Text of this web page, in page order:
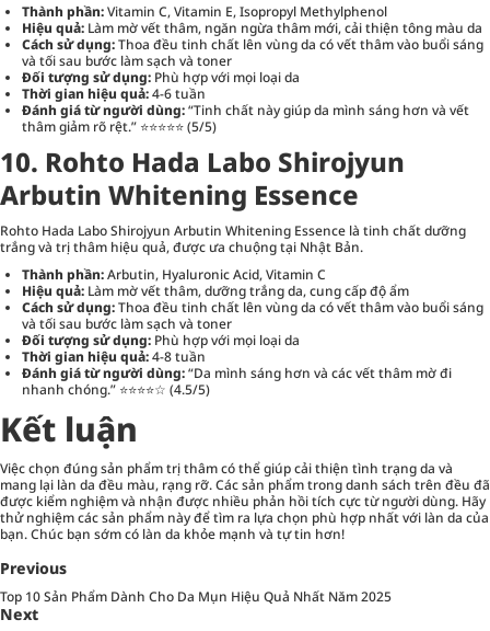
Thành phần:Vitamin C, Vitamin E, Isopropyl Methylphenol
Hiệu quả: Làm mờ vết thâm, ngăn ngừa thâm mới, cải thiện tông màu da
Cách sử dụng:Thoa đều tinh chất lên vùng da có vết thâm vào buổi sáng
và tối sau bước làm sạch và toner
Đối tượng sử dụng: Phù hợp với mọi loại da
Thời gian hiệu quả:4-6 tuần
Đánh giá từ người dùng:“Tinh chất này giúp da mình sáng hơn và vết
thâm giảm rõ rệt.” ⭐⭐⭐⭐⭐ (5/5)
10. Rohto Hada Labo Shirojyun
Arbutin Whitening Essence
Rohto Hada Labo Shirojyun Arbutin Whitening Essence là tinh chất dưỡng
trắng và trị thâm hiệu quả, được ưa chuộng tại Nhật Bản.
Thành phần:Arbutin, Hyaluronic Acid, Vitamin C
Hiệu quả: Làm mờ vết thâm, dưỡng trắng da, cung cấp độ ẩm
Cách sử dụng:Thoa đều tinh chất lên vùng da có vết thâm vào buổi sáng
và tối sau bước làm sạch và toner
Đối tượng sử dụng: Phù hợp với mọi loại da
Thời gian hiệu quả:4-8 tuần
Đánh giá từ người dùng:“Da mình sáng hơn và các vết thâm mờ đi
nhanh chóng.” ⭐⭐⭐⭐☆ (4.5/5)
Kết luận
Việc chọn đúng sản phẩm trị thâm có thể giúp cải thiện tình trạng da và
mang lại làn da đều màu, rạng rỡ. Các sản phẩm trong danh sách trên đều đã
được kiểm nghiệm và nhận được nhiều phản hồi tích cực từ người dùng. Hãy
thử nghiệm các sản phẩm này để tìm ra lựa chọn phù hợp nhất với làn da của
bạn. Chúc bạn sớm có làn da khỏe mạnh và tự tin hơn!
Previous
Top 10 Sản Phẩm Dành Cho Da Mụn Hiệu Quả Nhất Năm 2025
Next